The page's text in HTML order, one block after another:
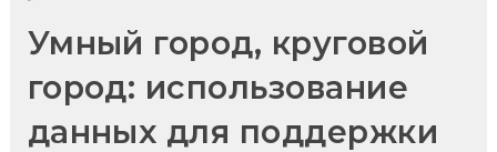
Умный город, круговой
город: использование
данных для поддержки